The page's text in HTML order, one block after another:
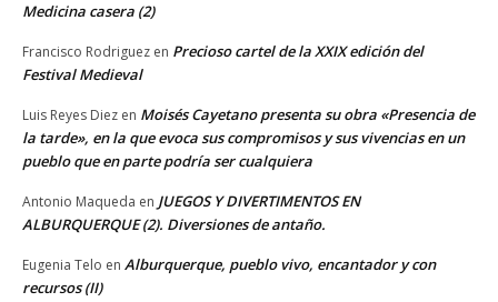
Medicina casera (2)
Francisco Rodriguez en Precioso cartel de la XXIX edición del
Festival Medieval
Luis Reyes Diez en Moisés Cayetano presenta su obra «Presencia de
la tarde», en la que evoca sus compromisos y sus vivencias en un
pueblo que en parte podría ser cualquiera
Antonio Maqueda en JUEGOS Y DIVERTIMENTOS EN
ALBURQUERQUE (2). Diversiones de antaño.
Eugenia Telo en Alburquerque, pueblo vivo, encantador y con
recursos (II)